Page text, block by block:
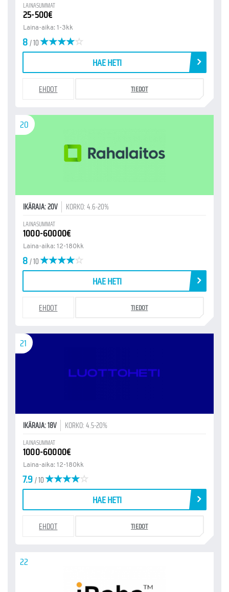
LAINASUMMAT
25-500€
Laina-aika: 1-3kk
8/ 10
HAE HETI
EHDOT TIEDOT
20
IKÄRAJA: 20V KORKO: 4.6-20%
LAINASUMMAT
1000-60000€
Laina-aika: 12-180kk
8/ 10
HAE HETI
EHDOT TIEDOT
21
IKÄRAJA: 18V KORKO: 4.5-20%
LAINASUMMAT
1000-60000€
Laina-aika: 12-180kk
7.9/ 10
HAE HETI
EHDOT TIEDOT
22